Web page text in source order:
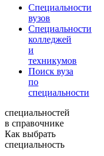
Специальности
вузов
Специальности
колледжей
и
техникумов
Поиск вуза
по
специальности
специальностей
в справочнике
Как выбрать
специальность